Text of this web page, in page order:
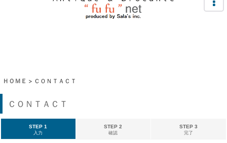
ＨＯＭＥ > ＣＯＮＴＡＣＴ
ＣＯＮＴＡＣＴ
STEP 1
入力
STEP 2
確認
STEP 3
完了